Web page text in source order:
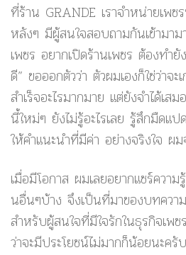
ที่ร้าน GRANDE เราจำหน่ายเพช
หลังๆ มีผู้สนใจสอบถามกันเข้ามาม
เพชร อยากเปิดร้านเพชร ต้องทำยั
ดี” ขอออกตัวว่า ตัวผมเองก็ใช่ว่าจ
สำเร็จอะไรมากมาย แต่ยังจำได้เส
นี้ใหม่ๆ ยังไม่รู้อะไรเลย รู้สึกมืดแ
ให้คำแนะนำที่มีค่า อย่างจริงใจ ผ
เมื่อมีโอกาส ผมเลยอยากแชร์ควา
นอื่นๆบ้าง จึงเป็นที่มาของบทควา
สำหรับผู้สนใจที่มีใจรักในธุรกิจเพ
ว่าจะมีประโยชน์ไม่มากก็น้อยนะครับ